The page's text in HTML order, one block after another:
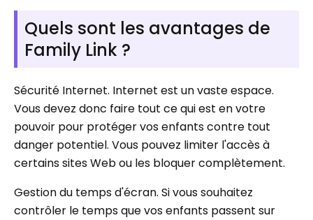
Quels sont les avantages de
Family Link ?
Sécurité Internet. Internet est un vaste espace.
Vous devez donc faire tout ce qui est en votre
pouvoir pour protéger vos enfants contre tout
danger potentiel. Vous pouvez limiter l'accès à
certains sites Web ou les bloquer complètement.
Gestion du temps d'écran. Si vous souhaitez
contrôler le temps que vos enfants passent sur